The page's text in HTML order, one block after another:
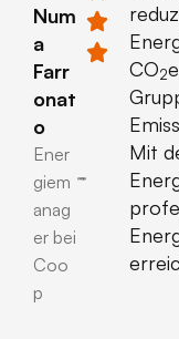
Num
a
Farr
onat
o
Ener
giem
anag
er bei
Coo
p
CO2
Mit